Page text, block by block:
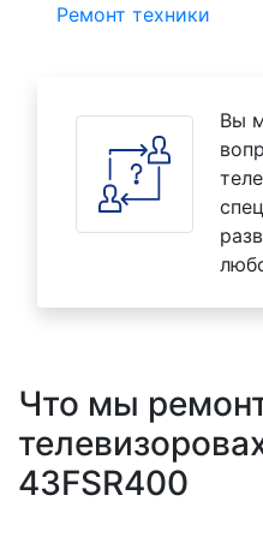
Ремонт техники
Вы
Что мы
43FSR400